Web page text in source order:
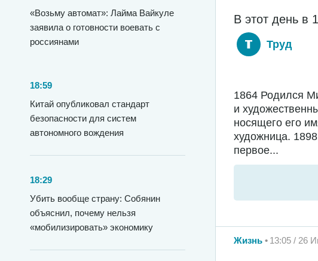
«Возьму автомат»: Лайма Вайкуле
заявила о готовности воевать с
россиянами
18:59
Китай опубликовал стандарт
безопасности для систем
автономного вождения
18:29
Убить вообще страну: Собянин
объяснил, почему нельзя
«мобилизировать» экономику
В этот день в
Труд
1864 Родился
и
носящего его
художница.
первое...
Жизнь 13:05 / 26